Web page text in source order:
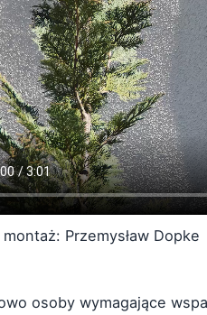
Przemysław Dopke
osoby wymagające